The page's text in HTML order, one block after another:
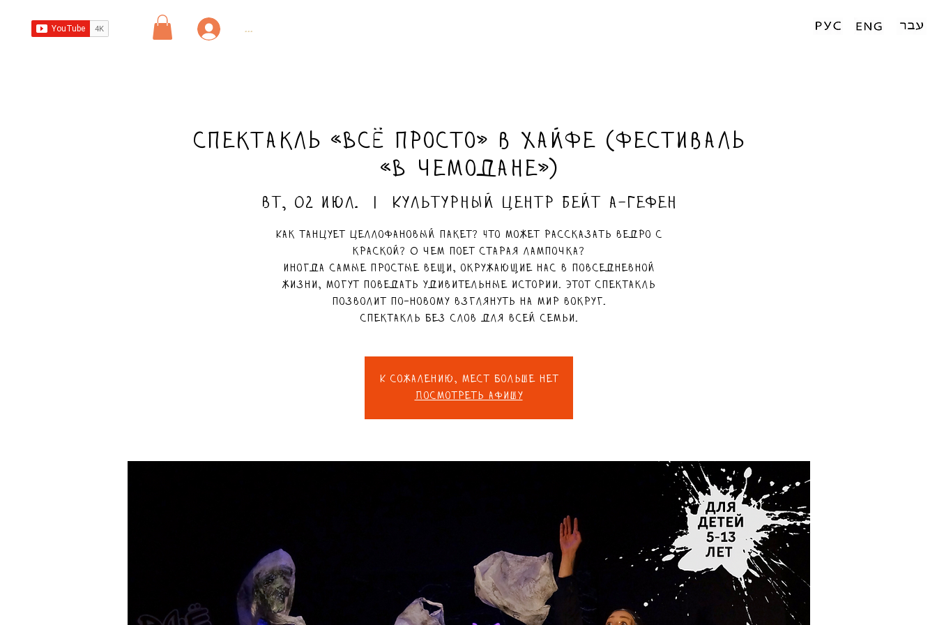
...
Спектакль «Всё просто» в Хайфе (фестиваль
«В чемодане»)
вт, 02 июл.
  |
Культурный центр Бейт а-Гефен
Как танцует целлофановый пакет? Что может рассказать ведро с
краской? О чем поет старая лампочка?
Иногда самые простые вещи, окружающие нас в повседневной
жизни, могут поведать удивительные истории. Этот спектакль
позволит по-новому взглянуть на мир вокруг.
Спектакль без слов для всей семьи.
К сожалению, мест больше нет
Посмотреть афишу